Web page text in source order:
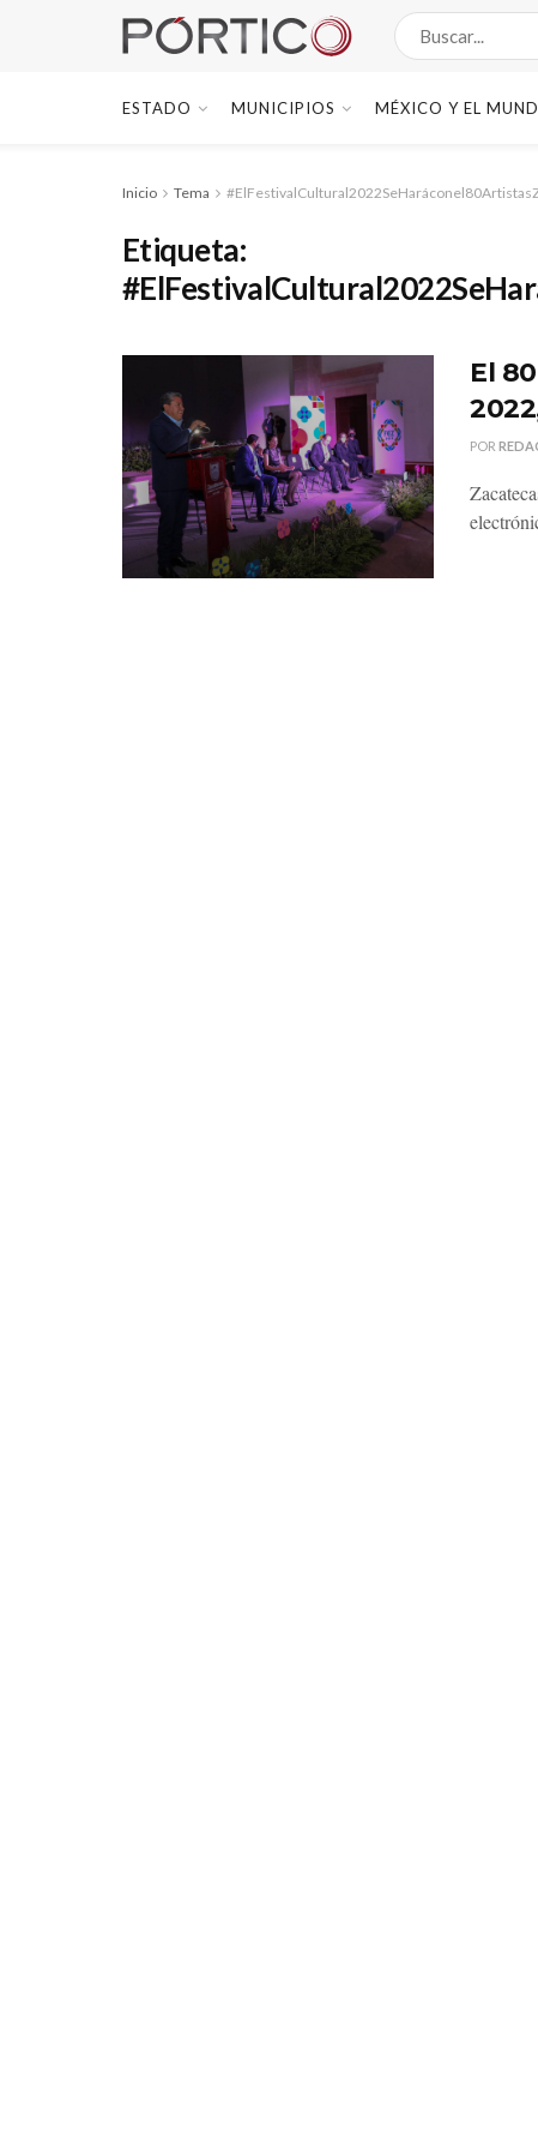
ESTADO MUNICIPIOS MÉXICO Y EL
Inicio Tema
Etiqueta:
El
POR